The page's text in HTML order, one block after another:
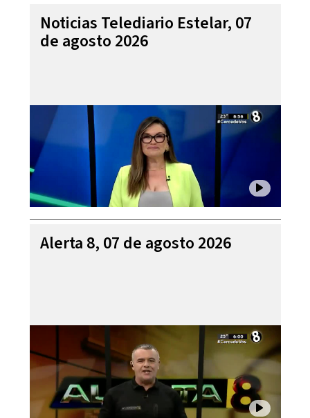
Noticias Telediario Estelar, 07
de agosto 2026
Alerta 8, 07 de agosto 2026